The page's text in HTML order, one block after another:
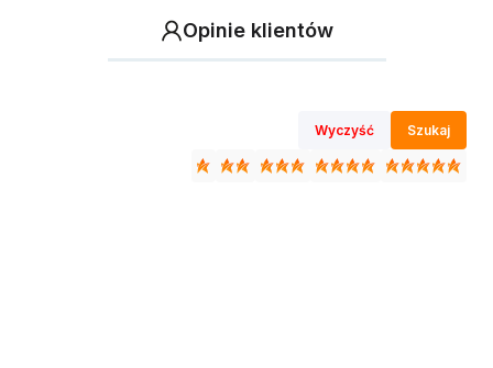
Opinie klientów
Wyczyść Szukaj